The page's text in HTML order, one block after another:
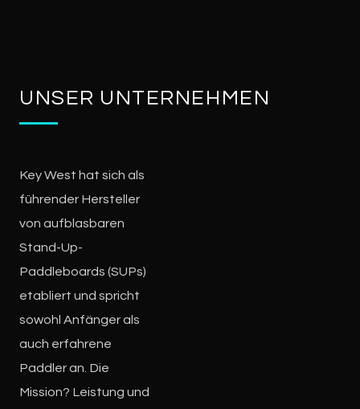
UNSER UNTERNEHMEN
Key West hat sich als
führender Hersteller
von aufblasbaren
Stand-Up-
Paddleboards (SUPs)
etabliert und spricht
sowohl Anfänger als
auch erfahrene
Paddler an. Die
Mission? Leistung und